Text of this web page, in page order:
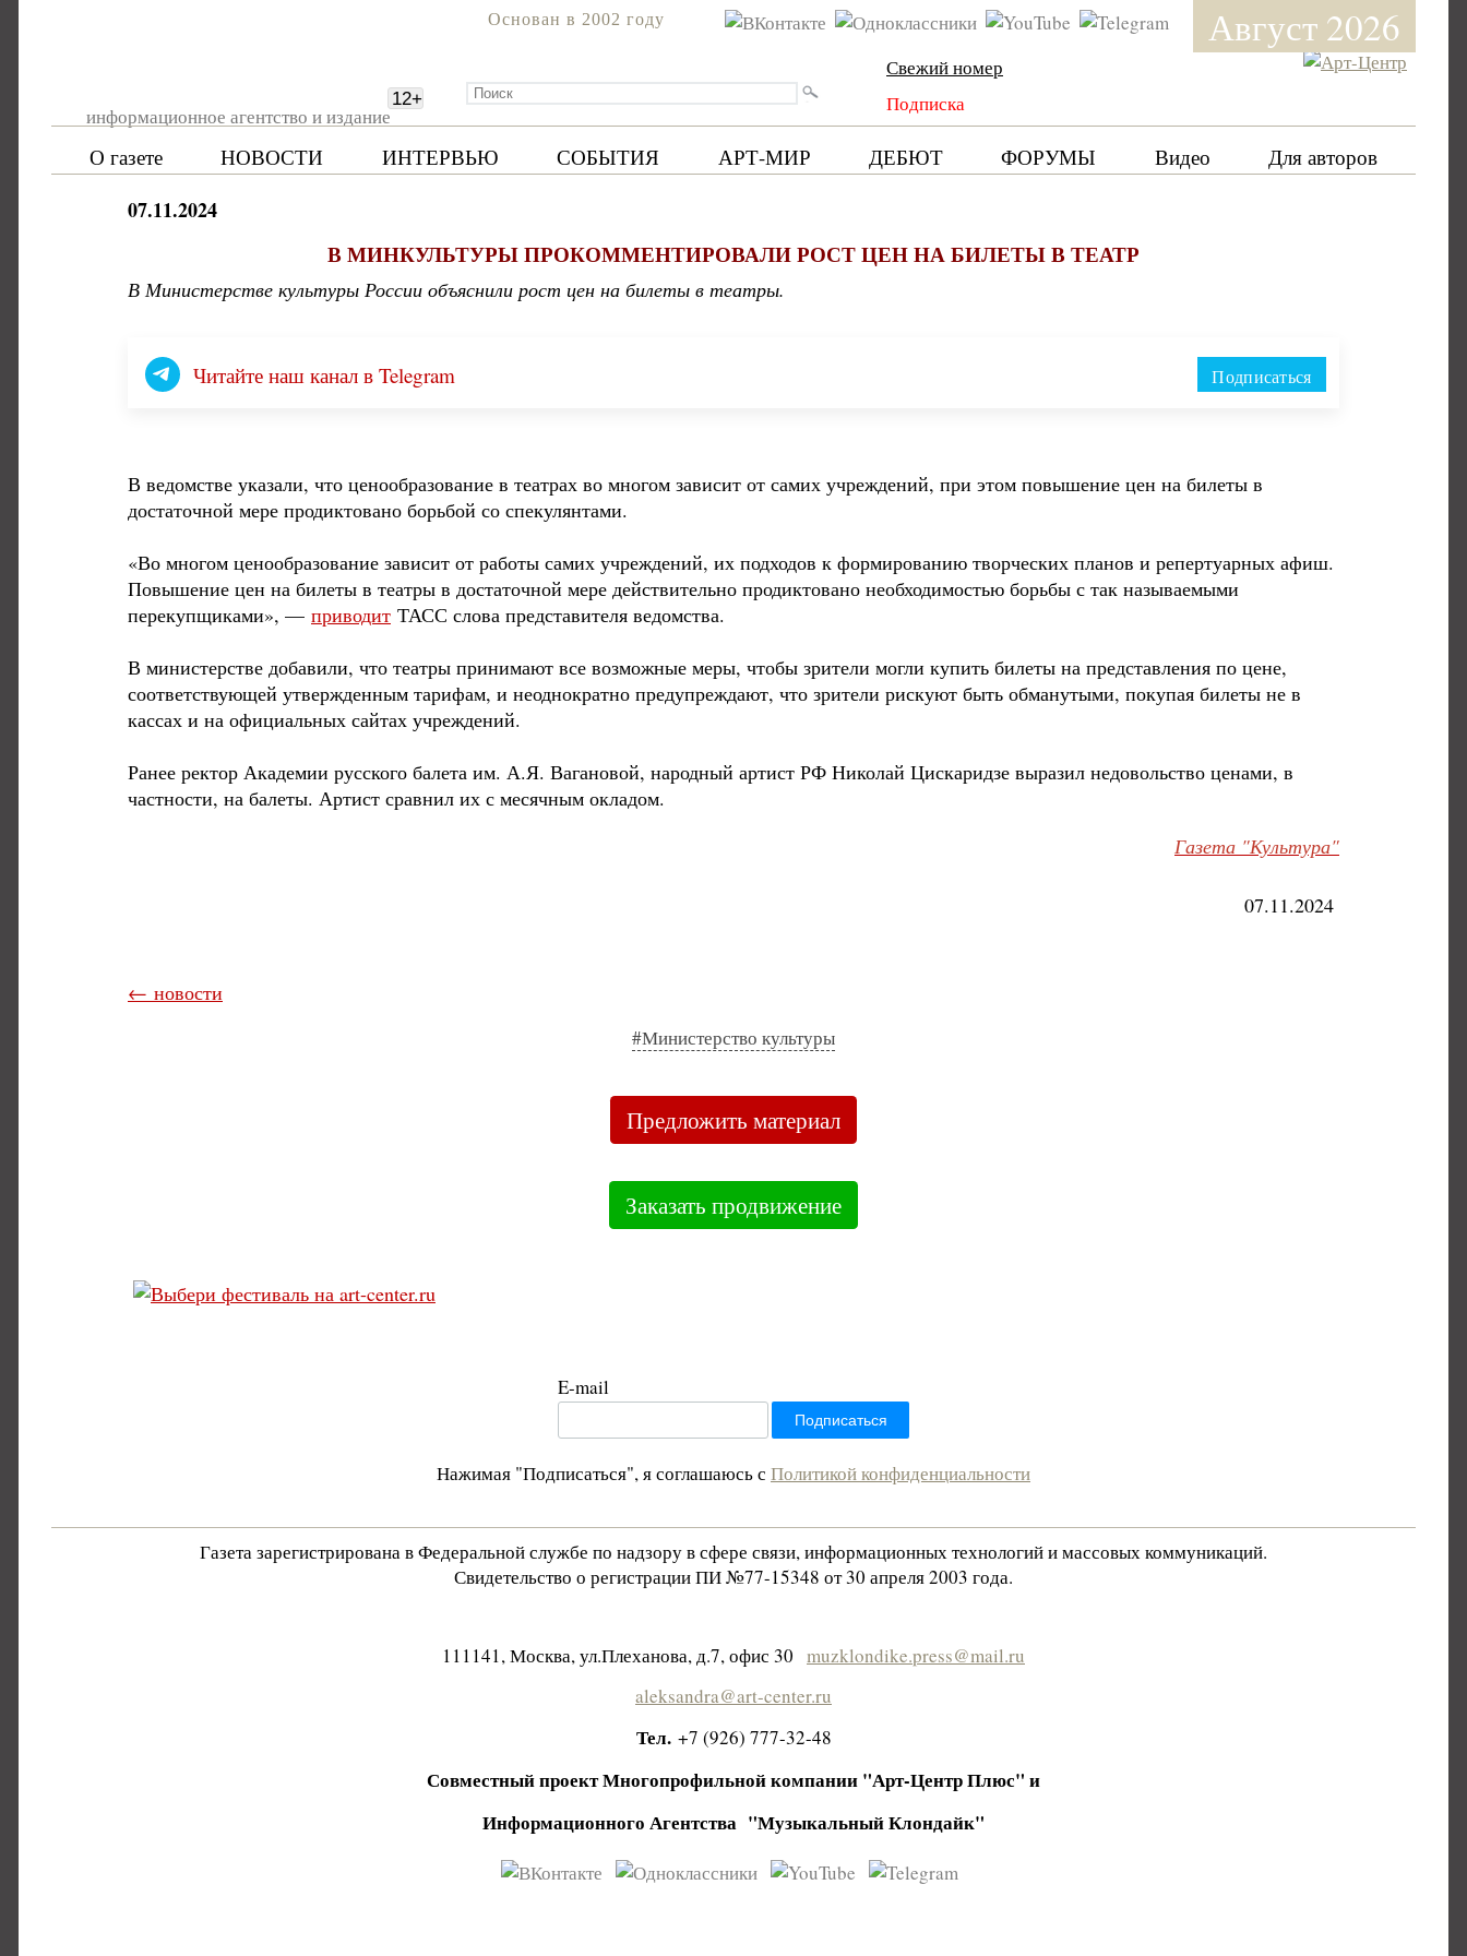
Август 2026
информационное агентство и издание
12+
Основан в 2002 году
Свежий номер
Подписка
О газете НОВОСТИ ИНТЕРВЬЮ СОБЫТИЯ АРТ-МИР ДЕБЮТ ФОРУМЫ Видео Для авторов
07.11.2024
В МИНКУЛЬТУРЫ ПРОКОММЕНТИРОВАЛИ РОСТ ЦЕН НА БИЛЕТЫ В ТЕАТР
В Министерстве культуры России объяснили рост цен на билеты в театры.
Читайте наш канал в Telegram Подписаться
В ведомстве указали, что ценообразование в театрах во многом зависит от самих учреждений, при этом повышение цен на билеты в
достаточной мере продиктовано борьбой со спекулянтами.
«Во многом ценообразование зависит от работы самих учреждений, их подходов к формированию творческих планов и репертуарных афиш.
Повышение цен на билеты в театры в достаточной мере действительно продиктовано необходимостью борьбы с так называемыми
перекупщиками», — приводит ТАСС слова представителя ведомства.
В министерстве добавили, что театры принимают все возможные меры, чтобы зрители могли купить билеты на представления по цене,
соответствующей утвержденным тарифам, и неоднократно предупреждают, что зрители рискуют быть обманутыми, покупая билеты не в
кассах и на официальных сайтах учреждений.
Ранее ректор Академии русского балета им. А.Я. Вагановой, народный артист РФ Николай Цискаридзе выразил недовольство ценами, в
частности, на балеты. Артист сравнил их с месячным окладом.
Газета "Культура"
07.11.2024
← новости
#Министерство культуры
Предложить материал
Заказать продвижение
E-mail
Нажимая "Подписаться", я соглашаюсь с Политикой конфиденциальности
Газета зарегистрирована в Федеральной службе по надзору в сфере связи, информационных технологий и массовых коммуникаций.
Свидетельство о регистрации ПИ №77-15348 от 30 апреля 2003 года.
111141, Москва, ул.Плеханова, д.7, офис 30 muzklondike.press@mail.ru
aleksandra@art-center.ru
Тел. +7 (926) 777-32-48
Совместный проект Многопрофильной компании "Арт-Центр Плюс" и
Информационного Агентства "Музыкальный Клондайк"